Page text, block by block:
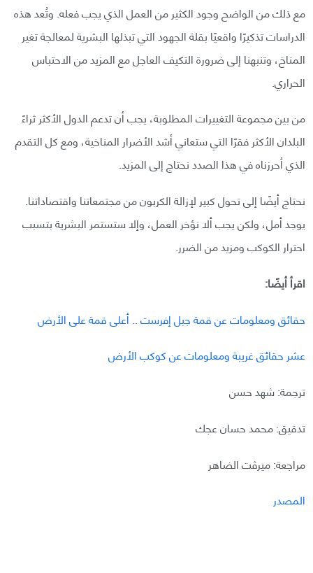
مع ذلك من الواضح وجود الكثير من العمل الذي يجب فعله. وتُعد هذه
الدراسات تذكيرًا واقعيًا بقلة الجهود التي تبذلها البشرية لمعالجة تغير
المناخ، وتنبهنا إلى ضرورة التكيف العاجل مع المزيد من الاحتباس
الحراري.
من بين مجموعة التغييرات المطلوبة، يجب أن تدعم الدول الأكثر ثراءً
البلدان الأكثر فقرًا التي ستعاني أشد الأضرار المناخية، ومع كل التقدم
الذي أحرزناه في هذا الصدد نحتاج إلى المزيد.
نحتاج أيضًا إلى تحول كبير لإزالة الكربون من مجتمعاتنا واقتصاداتنا.
يوجد أمل، ولكن يجب ألا نؤخر العمل، وإلا ستستمر البشرية بتسبب
احترار الكوكب ومزيد من الضرر.
اقرأ أيضًا:
حقائق ومعلومات عن قمة جبل إفرست .. أعلى قمة على الأرض
عشر حقائق غريبة ومعلومات عن كوكب الأرض
ترجمة: شهد حسن
تدقيق: محمد حسان عجك
مراجعة: ميرڤت الضاهر
المصدر